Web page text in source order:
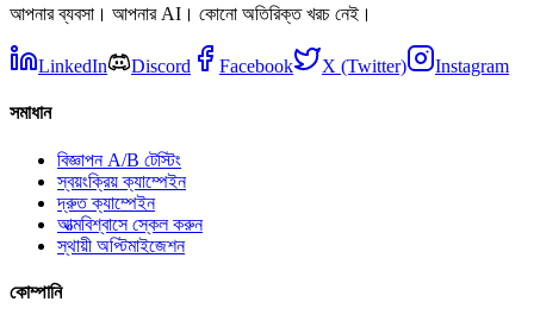
আপনার ব্যবসা। আপনার AI। কোনো অতিরিক্ত খরচ নেই।
LinkedIn Discord Facebook X (Twitter) Instagram
সমাধান
বিজ্ঞাপন A/B টেস্টিং
স্বয়ংক্রিয় ক্যাম্পেইন
দ্রুত ক্যাম্পেইন
আত্মবিশ্বাসে স্কেল করুন
স্থায়ী অপ্টিমাইজেশন
কোম্পানি